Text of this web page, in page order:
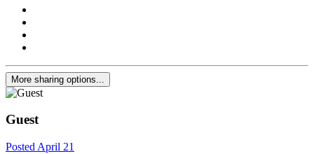
More sharing options...
Guest
Posted April 21